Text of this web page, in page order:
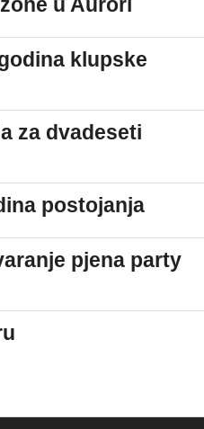
u Aurori
klupske
za dvadeseti
postojanja
pjena party